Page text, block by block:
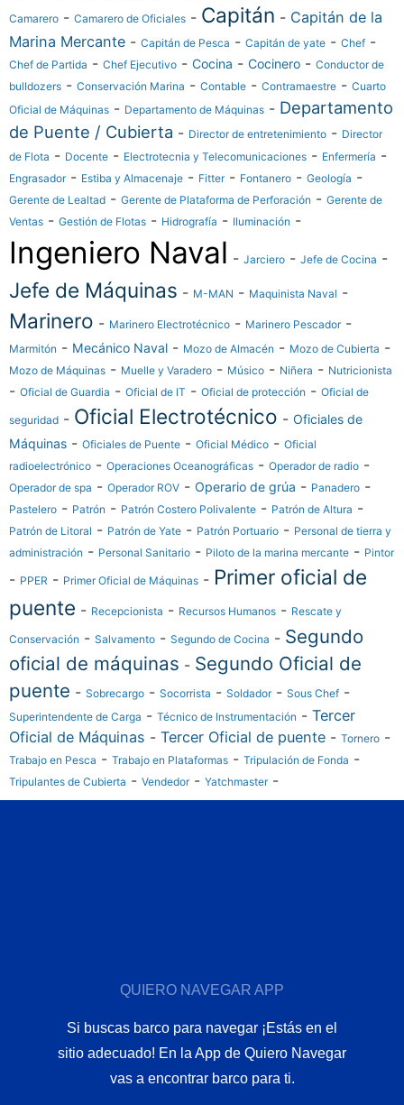
Camarero - Camarero de Oficiales - Capitán - Capitán de la
Marina Mercante - Capitán de Pesca - Capitán de yate - Chef -
Chef de Partida - Chef Ejecutivo - Cocina - Cocinero - Conductor de
bulldozers - Conservación Marina - Contable - Contramaestre - Cuarto
Oficial de Máquinas - Departamento de Máquinas - Departamento
de Puente / Cubierta - Director de entretenimiento - Director
de Flota - Docente - Electrotecnia y Telecomunicaciones - Enfermería -
Engrasador- Estiba y Almacenaje - Fitter- Fontanero - Geología -
Gerente de Lealtad - Gerente de Plataforma de Perforación - Gerente de
Ventas - Gestión de Flotas - Hidrografía - Iluminación -
Ingeniero Naval - Jarciero - Jefe de Cocina -
Jefe de Máquinas - M-MAN - Maquinista Naval -
Marinero - Marinero Electrotécnico - Marinero Pescador-
Marmitón - Mecánico Naval - Mozo de Almacén - Mozo de Cubierta -
Mozo de Máquinas - Muelle y Varadero - Músico - Niñera - Nutricionista
- Oficial de Guardia - Oficial de IT - Oficial de protección - Oficial de
seguridad - Oficial Electrotécnico - Oficiales de
Máquinas - Oficiales de Puente - Oficial Médico - Oficial
radioelectrónico - Operaciones Oceanográficas - Operador de radio -
Operador de spa - Operador ROV - Operario de grúa - Panadero -
Pastelero - Patrón - Patrón Costero Polivalente - Patrón de Altura -
Patrón de Litoral - Patrón de Yate - Patrón Portuario - Personal de tierra y
administración - Personal Sanitario - Piloto de la marina mercante - Pintor
- PPER - Primer Oficial de Máquinas - Primer oficial de
puente - Recepcionista - Recursos Humanos - Rescate y
Conservación - Salvamento - Segundo de Cocina - Segundo
oficial de máquinas - Segundo Oficial de
puente - Sobrecargo - Socorrista - Soldador- Sous Chef -
Superintendente de Carga - Técnico de Instrumentación - Tercer
Oficial de Máquinas - Tercer Oficial de puente - Tornero -
Trabajo en Pesca - Trabajo en Plataformas - Tripulación de Fonda -
Tripulantes de Cubierta - Vendedor- Yatchmaster-
QUIERO NAVEGAR APP
Si buscas barco para navegar ¡Estás en el
sitio adecuado! En la App de Quiero Navegar
vas a encontrar barco para ti.